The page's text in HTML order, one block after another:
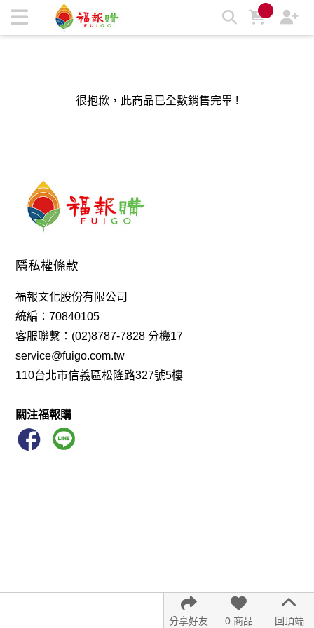
福報購蔬食購物商城，台灣第一素食、環保、愛地球的蔬食購物
商城 | 福報購蔬食購物商城
很抱歉，此商品已全數銷售完畢 !
隱私權條款
福報文化股份有限公司
統編：70840105
客服聯繫：(02)8787-7828 分機17
service@fuigo.com.tw
110台北市信義區松隆路327號5樓
關注福報購
回頂端
0 商品
分享好友